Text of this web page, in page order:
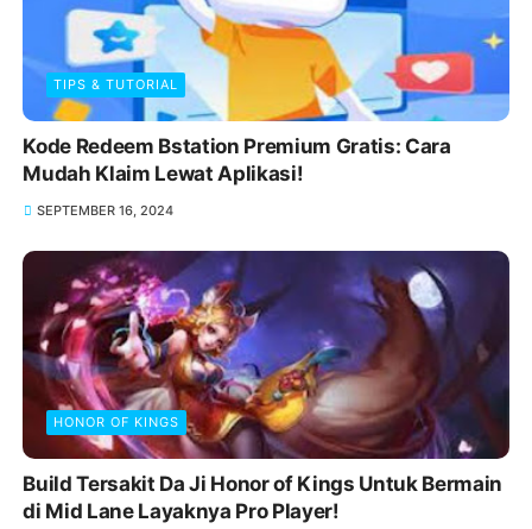
TIPS & TUTORIAL
Kode Redeem Bstation Premium Gratis: Cara
Mudah Klaim Lewat Aplikasi!
SEPTEMBER 16, 2024
HONOR OF KINGS
Build Tersakit Da Ji Honor of Kings Untuk Bermain
di Mid Lane Layaknya Pro Player!